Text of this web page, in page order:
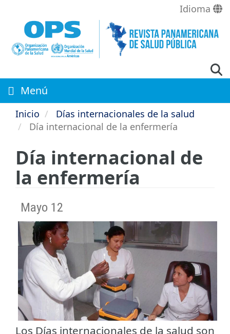
contenido
principal
Idioma
Menú
Inicio
Días internacionales de la salud
Día internacional de la enfermería
Día internacional de
la enfermería
Mayo 12
Los Días internacionales de la salud son